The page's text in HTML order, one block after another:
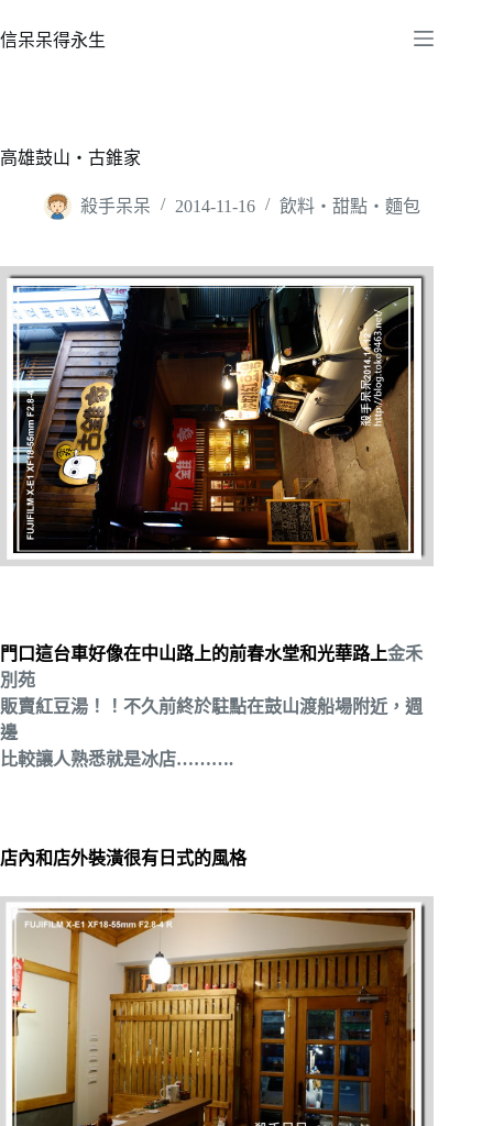
至
容
信呆呆得永生
高雄鼓山‧古錐家
殺手呆呆 2014-11-16 飲料‧甜點‧麵包
門口這台車好像在中山路上的前春水堂和光華路上金禾
別苑
販賣紅豆湯！！不久前終於駐點在鼓山渡船場附近，週
邊
比較讓人熟悉就是冰店……….
店內和店外裝潢很有日式的風格